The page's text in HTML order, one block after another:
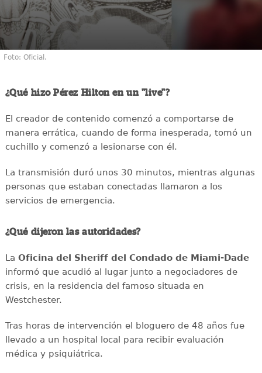
Foto: Oficial.
¿Qué hizo Pérez Hilton en un "live"?
El creador de contenido comenzó a comportarse de
manera errática, cuando de forma inesperada, tomó un
cuchillo y comenzó a lesionarse con él.
La transmisión duró unos 30 minutos, mientras algunas
personas que estaban conectadas llamaron a los
servicios de emergencia.
¿Qué dijeron las autoridades?
La Oficina del Sheriff del Condado de Miami-Dade
informó que acudió al lugar junto a negociadores de
crisis, en la residencia del famoso situada en
Westchester.
Tras horas de intervención el bloguero de 48 años fue
llevado a un hospital local para recibir evaluación
médica y psiquiátrica.